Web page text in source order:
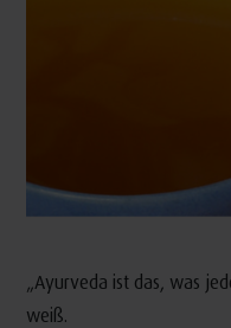
„Ayurveda ist das, was
weiß.